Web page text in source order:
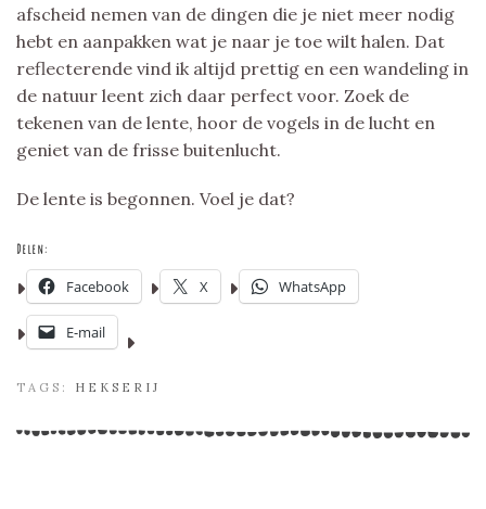
afscheid nemen van de dingen die je niet meer nodig
hebt en aanpakken wat je naar je toe wilt halen. Dat
reflecterende vind ik altijd prettig en een wandeling in
de natuur leent zich daar perfect voor. Zoek de
tekenen van de lente, hoor de vogels in de lucht en
geniet van de frisse buitenlucht.
De lente is begonnen. Voel je dat?
Delen:
Facebook X WhatsApp
E-mail
TAGS: HEKSERIJ